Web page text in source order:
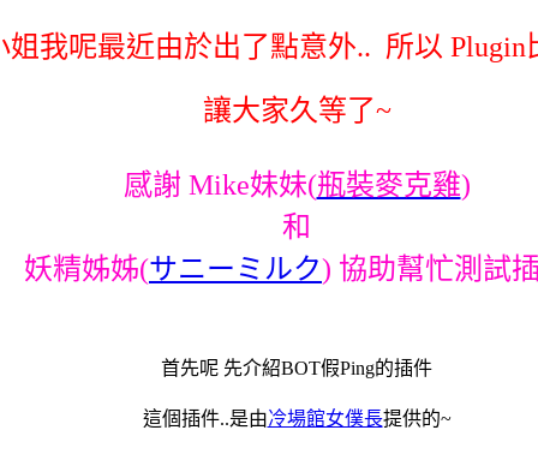
姐我呢最近由於出了點意外.. 所以 Plugin
讓大家久等了~
感謝 Mike妹妹(瓶裝麥克雞)
和
妖精姊姊(サニーミルク) 協助幫忙測試
首先呢 先介紹BOT假Ping的插件
這個插件..是由冷場館女僕長提供的~